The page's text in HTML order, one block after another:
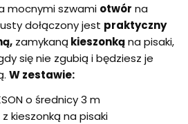
mocnymi szwami otwór na
dołączony jest praktyczny
zamykaną kieszonkąna pisaki,
się nie zgubią i będziesz je
W zestawie:
o średnicy 3 m
kieszonką na pisaki